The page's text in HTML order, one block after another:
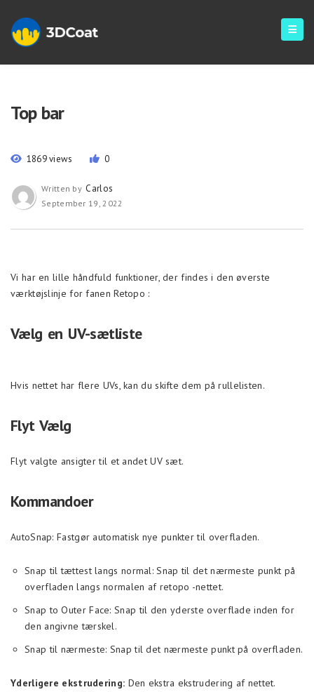
Top bar
1869 views 0
Written by Carlos
September 19, 2022
Vi har en lille håndfuld funktioner, der findes i den øverste
værktøjslinje for fanen Retopo :
Vælg en UV-sætliste
Hvis nettet har flere UVs, kan du skifte dem på rullelisten.
Flyt Vælg
Flyt valgte ansigter til et andet UV sæt.
Kommandoer
AutoSnap: Fastgør automatisk nye punkter til overfladen.
Snap til tættest langs normal: Snap til det nærmeste punkt på
overfladen langs normalen af retopo -nettet.
Snap to Outer Face: Snap til den yderste overflade inden for
den angivne tærskel.
Snap til nærmeste: Snap til det nærmeste punkt på overfladen.
Yderligere ekstrudering: Den ekstra ekstrudering af nettet.